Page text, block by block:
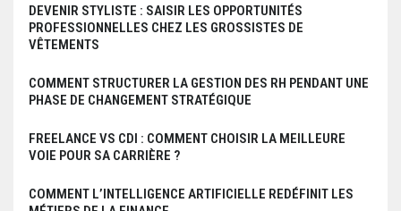
DEVENIR STYLISTE : SAISIR LES OPPORTUNITÉS
PROFESSIONNELLES CHEZ LES GROSSISTES DE
VÊTEMENTS
COMMENT STRUCTURER LA GESTION DES RH PENDANT UNE
PHASE DE CHANGEMENT STRATÉGIQUE
FREELANCE VS CDI : COMMENT CHOISIR LA MEILLEURE
VOIE POUR SA CARRIÈRE ?
COMMENT L’INTELLIGENCE ARTIFICIELLE REDÉFINIT LES